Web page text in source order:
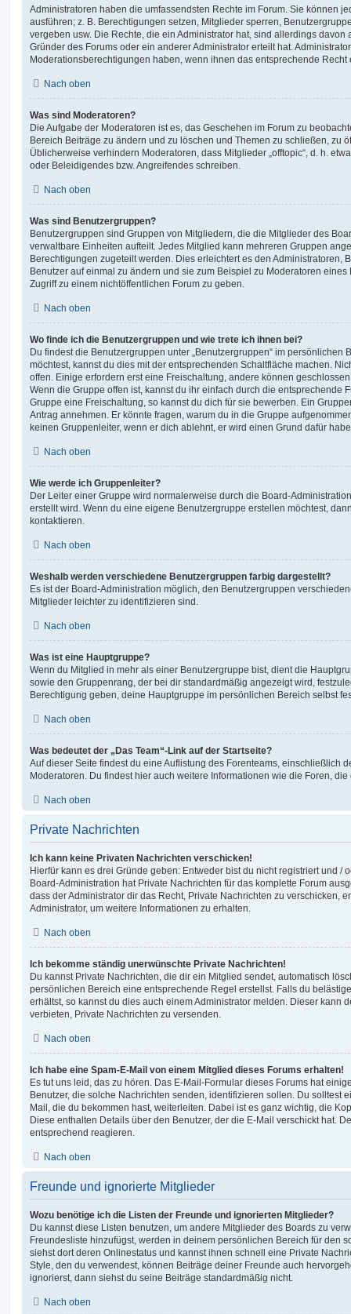
Administratoren haben die umfassendsten Rechte im Forum. Sie können
ausführen; z. B. Berechtigungen setzen, Mitglieder sperren,
vergeben usw. Die Rechte, die ein Administrator hat, sind allerdings
Gründer des Forums oder ein anderer Administrator erteilt hat.
Moderationsberechtigungen haben, wenn ihnen das entsprechende Recht
Nach oben
Was sind Moderatoren?
Die Aufgabe der Moderatoren ist es, das Geschehen im Forum zu
Bereich Beiträge zu ändern und zu löschen und Themen zu schließen, zu
Üblicherweise verhindern Moderatoren, dass Mitglieder „offtopic“, d. h.
oder Beleidigendes bzw. Angreifendes schreiben.
Nach oben
Was sind Benutzergruppen?
Benutzergruppen sind Gruppen von Mitgliedern, die die Mitglieder des
verwaltbare Einheiten aufteilt. Jedes Mitglied kann mehreren Gruppen
Berechtigungen zugeteilt werden. Dies erleichtert es den Administratoren,
Benutzer auf einmal zu ändern und sie zum Beispiel zu Moderatoren
Zugriff zu einem nichtöffentlichen Forum zu geben.
Nach oben
Wo finde ich die Benutzergruppen und wie trete ich ihnen bei?
Du findest die Benutzergruppen unter „Benutzergruppen“ im persönlichen
möchtest, kannst du dies mit der entsprechenden Schaltfläche machen.
offen. Einige erfordern erst eine Freischaltung, andere können
Wenn die Gruppe offen ist, kannst du ihr einfach durch die entsprechende
Gruppe eine Freischaltung, so kannst du dich für sie bewerben. Ein
Antrag annehmen. Er könnte fragen, warum du in die Gruppe
keinen Gruppenleiter, wenn er dich ablehnt, er wird einen Grund dafür
Nach oben
Wie werde ich Gruppenleiter?
Der Leiter einer Gruppe wird normalerweise durch die Board-
erstellt wird. Wenn du eine eigene Benutzergruppe erstellen möchtest,
kontaktieren.
Nach oben
Weshalb werden verschiedene Benutzergruppen farbig dargestellt?
Es ist der Board-Administration möglich, den Benutzergruppen
Mitglieder leichter zu identifizieren sind.
Nach oben
Was ist eine Hauptgruppe?
Wenn du Mitglied in mehr als einer Benutzergruppe bist, dient die
sowie den Gruppenrang, der bei dir standardmäßig angezeigt wird,
Berechtigung geben, deine Hauptgruppe im persönlichen Bereich selbst
Nach oben
Was bedeutet der „Das Team“-Link auf der Startseite?
Auf dieser Seite findest du eine Auflistung des Forenteams, einschließlich
Moderatoren. Du findest hier auch weitere Informationen wie die Foren,
Nach oben
Private Nachrichten
Ich kann keine Privaten Nachrichten verschicken!
Hierfür kann es drei Gründe geben: Entweder bist du nicht registriert und /
Board-Administration hat Private Nachrichten für das komplette Forum
dass der Administrator dir das Recht, Private Nachrichten zu verschicken,
Administrator, um weitere Informationen zu erhalten.
Nach oben
Ich bekomme ständig unerwünschte Private Nachrichten!
Du kannst Private Nachrichten, die dir ein Mitglied sendet, automatisch
persönlichen Bereich eine entsprechende Regel erstellst. Falls du
erhältst, so kannst du dies auch einem Administrator melden. Dieser kann
verbieten, Private Nachrichten zu versenden.
Nach oben
Ich habe eine Spam-E-Mail von einem Mitglied dieses Forums erhalten!
Es tut uns leid, das zu hören. Das E-Mail-Formular dieses Forums hat
Benutzer, die solche Nachrichten senden, identifizieren sollen. Du solltest
Mail, die du bekommen hast, weiterleiten. Dabei ist es ganz wichtig, die
Diese enthalten Details über den Benutzer, der die E-Mail verschickt hat.
entsprechend reagieren.
Nach oben
Freunde und ignorierte Mitglieder
Wozu benötige ich die Listen der Freunde und ignorierten Mitglieder?
Du kannst diese Listen benutzen, um andere Mitglieder des Boards zu
Freundesliste hinzufügst, werden in deinem persönlichen Bereich für den
siehst dort deren Onlinestatus und kannst ihnen schnell eine Private
Style, den du verwendest, können Beiträge deiner Freunde auch
ignorierst, dann siehst du seine Beiträge standardmäßig nicht.
Nach oben